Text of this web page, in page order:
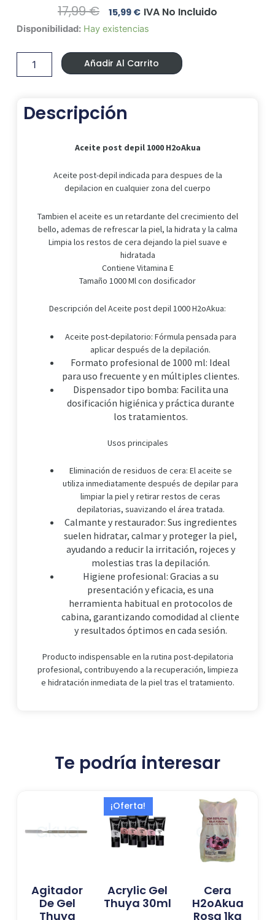
17,99€ El
Precio
Original
Era:
17,99 €.
15,99 €El
Precio
Actual
Es:
15,99 €.
IVA No Incluido
Disponibilidad: Hay existencias
Aceite
depil
1000
H2oAkua
Añadir Al Carrito
Descripción
Aceite post depil 1000 H2oAkua
Aceite post-depil indicada para despues de la
depilacion en cualquier zona del cuerpo
Tambien el aceite es un retardante del crecimiento del
bello, ademas de refrescar la piel, la hidrata y la calma
Limpia los restos de cera dejando la piel suave e
hidratada
Contiene Vitamina E
Tamaño 1000 Ml con dosificador
Descripción del Aceite post depil 1000 H2oAkua:
Aceite post-depilatorio: Fórmula pensada para
aplicar después de la depilación.
Formato profesional de 1000 ml: Ideal
para uso frecuente y en múltiples clientes.
Dispensador tipo bomba: Facilita una
dosificación higiénica y práctica durante
los tratamientos.
Usos principales
Eliminación de residuos de cera: El aceite se
utiliza inmediatamente después de depilar para
limpiar la piel y retirar restos de ceras
depilatorias, suavizando el área tratada.
Calmante y restaurador: Sus ingredientes
suelen hidratar, calmar y proteger la piel,
ayudando a reducir la irritación, rojeces y
molestias tras la depilación.
Higiene profesional: Gracias a su
presentación y eficacia, es una
herramienta habitual en protocolos de
cabina, garantizando comodidad al cliente
y resultados óptimos en cada sesión.
Producto indispensable en la rutina post-depilatoria
profesional, contribuyendo a la recuperación, limpieza
e hidratación inmediata de la piel tras el tratamiento.
Te podría interesar
Agitador
De Gel
Thuya
¡Oferta!
Acrylic Gel
Thuya 30ml
precio
original
era:
El
precio
actual
es:
producto
múltiples
variantes.
opcionesCera
H2oAkua
Rosa 1kg